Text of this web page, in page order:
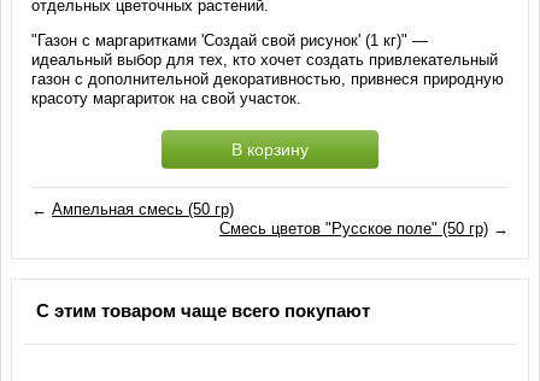
отдельных цветочных растений.
"Газон с маргаритками 'Создай свой рисунок' (1 кг)" —
идеальный выбор для тех, кто хочет создать привлекательный
газон с дополнительной декоративностью, привнеся природную
красоту маргариток на свой участок.
В корзину
←Ампельная смесь (50 гр)
Смесь цветов "Русское поле" (50 гр)→
С этим товаром чаще всего покупают